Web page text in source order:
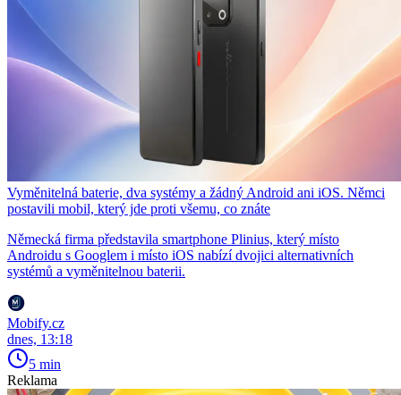
Vyměnitelná baterie, dva systémy a žádný Android ani iOS. Němci
postavili mobil, který jde proti všemu, co znáte
Německá firma představila smartphone Plinius, který místo
Androidu s Googlem i místo iOS nabízí dvojici alternativních
systémů a vyměnitelnou baterii.
Mobify.cz
dnes, 13:18
5 min
Reklama